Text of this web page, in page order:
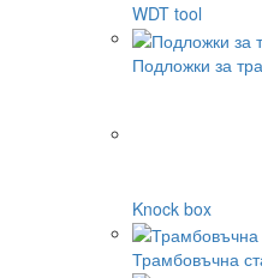
WDT tool
Подложки за
Knock box
Трамбовъчна